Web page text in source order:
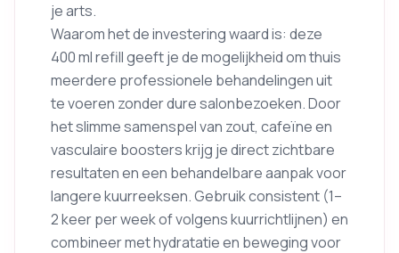
je arts.
Waarom het de investering waard is: deze
400 ml refill geeft je de mogelijkheid om thuis
meerdere professionele behandelingen uit
te voeren zonder dure salonbezoeken. Door
het slimme samenspel van zout, cafeïne en
vasculaire boosters krijg je direct zichtbare
resultaten en een behandelbare aanpak voor
langere kuurreeksen. Gebruik consistent (1–
2 keer per week of volgens kuurrichtlijnen) en
combineer met hydratatie en beweging voor